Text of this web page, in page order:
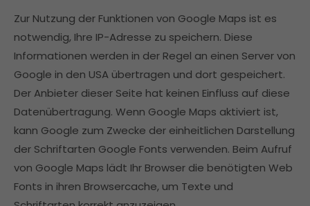
Zur Nutzung der Funktionen von Google Maps ist es
notwendig, Ihre IP-Adresse zu speichern. Diese
Informationen werden in der Regel an einen Server von
Google in den USA übertragen und dort gespeichert.
Der Anbieter dieser Seite hat keinen Einfluss auf diese
Datenübertragung. Wenn Google Maps aktiviert ist,
kann Google zum Zwecke der einheitlichen Darstellung
der Schriftarten Google Fonts verwenden. Beim Aufruf
von Google Maps lädt Ihr Browser die benötigten Web
Fonts in ihren Browsercache, um Texte und